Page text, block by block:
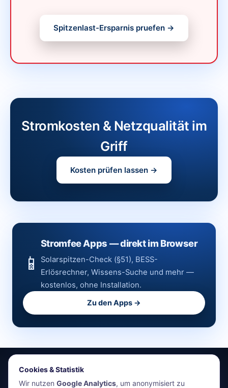
Spitzenlast-Ersparnis pruefen →
Stromkosten & Netzqualität im
Griff
Kosten prüfen lassen →
📱
Stromfee Apps — direkt im Browser
Solarspitzen-Check (§51), BESS-
Erlösrechner, Wissens-Suche und mehr —
kostenlos, ohne Installation.
Zu den Apps →
stromfee.me
Cookies & Statistik
Wir nutzen Google Analytics, um anonymisiert zu